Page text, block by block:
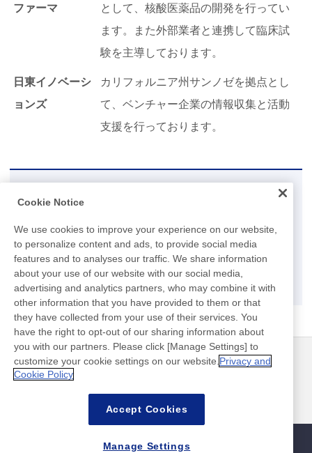
ファーマ
として、核酸医薬品の開発を行ってい
ます。また外部業者と連携して臨床試
験を主導しております。
日東イノベーシ
ョンズ
カリフォルニア州サンノゼを拠点とし
て、ベンチャー企業の情報収集と活動
支援を行っております。
研究開発に関するお問い合わせ
研究開発に関するお問い合わせは、こちらのお問い合わせフ
ォームをご利用ください。
お問い合わせ
ニュース
お問い合わせ
よくあるご質問
サイトポリシー
Cookie Notice
We use cookies to improve your experience on our website,
to personalize content and ads, to provide social media
features and to analyses our traffic. We share information
about your use of our website with our social media,
advertising and analytics partners, who may combine it with
other information that you have provided to them or that
they have collected from your use of their services. You
have the right to opt-out of our sharing information about
you with our partners. Please click [Manage Settings] to
customize your cookie settings on our website. Privacy and
Cookie Policy
Accept Cookies
Manage Settings